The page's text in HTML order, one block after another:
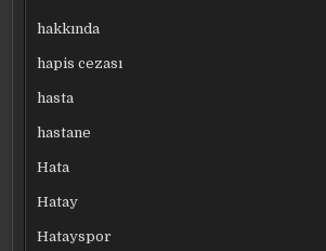
hakkında
hapis cezası
hasta
hastane
Hata
Hatay
Hatayspor